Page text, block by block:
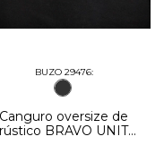
BUZO 29476:
Canguro oversize de
rústico BRAVO UNIT